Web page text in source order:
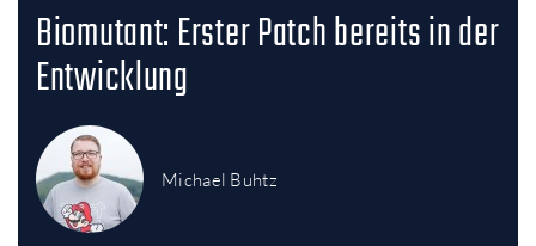
Biomutant: Erster Patch bereits in der
Entwicklung
Michael Buhtz